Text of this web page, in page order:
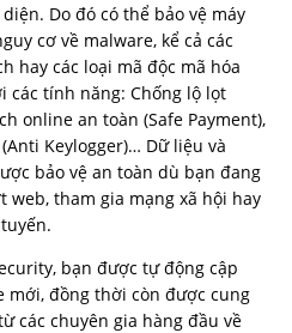
Do đó có thể bảo vệ máy
cơ về malware, kể cả các
hay các loại mã độc mã hóa
các tính năng: Chống lộ lọt
online an toàn (Safe Payment),
Keylogger)… Dữ liệu và
bảo vệ an toàn dù bạn đang
tham gia mạng xã hội hay
bạn được tự động cập
mới, đồng thời còn được cung
các chuyên gia hàng đầu về